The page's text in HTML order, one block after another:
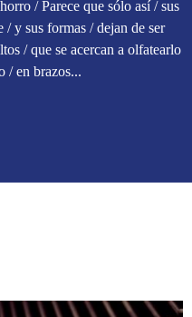
/ Parece que sólo así / sus
/ y sus formas / dejan de ser
/ que se acercan a olfatearlo
/ en brazos...